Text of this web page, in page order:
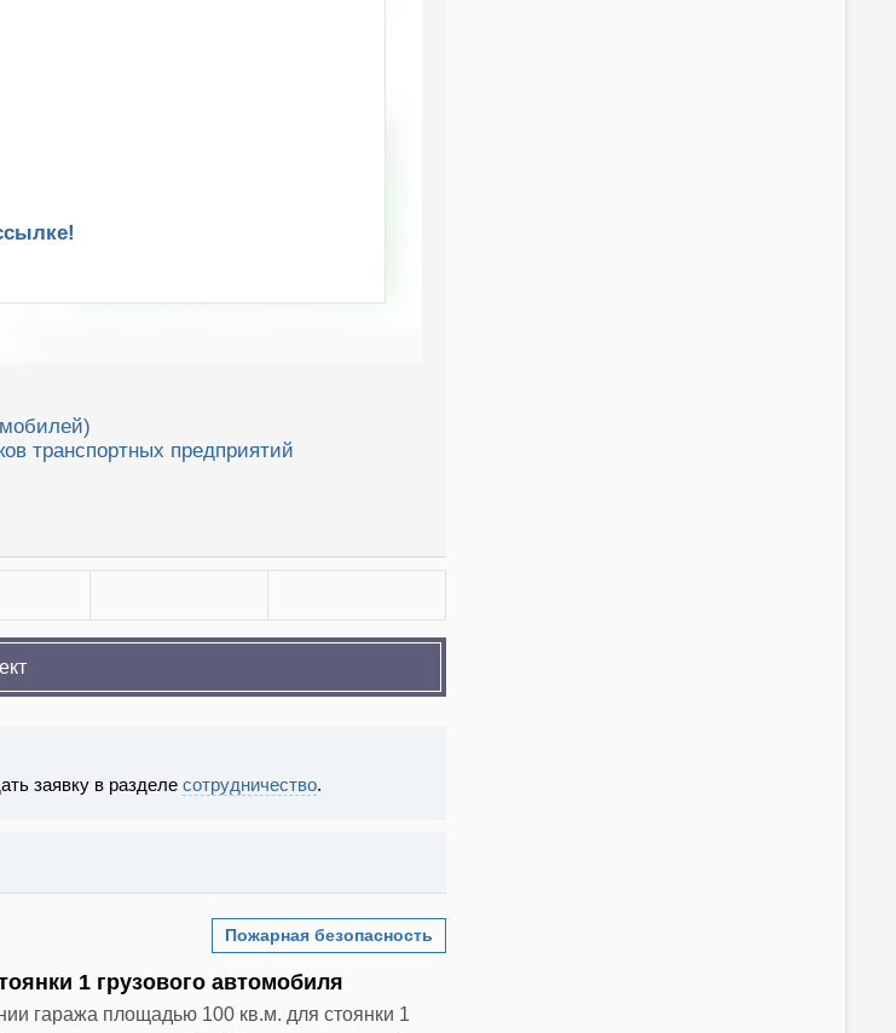
транспортных предприятий
заявку в разделе сотрудничество.
Пожарная безопасность
1 грузового автомобиля
гаража площадью 100 кв.м. для стоянки 1